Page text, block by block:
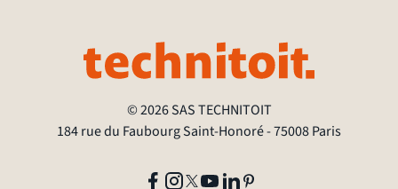
© 2026 SAS TECHNITOIT
184 rue du Faubourg Saint-Honoré - 75008 Paris